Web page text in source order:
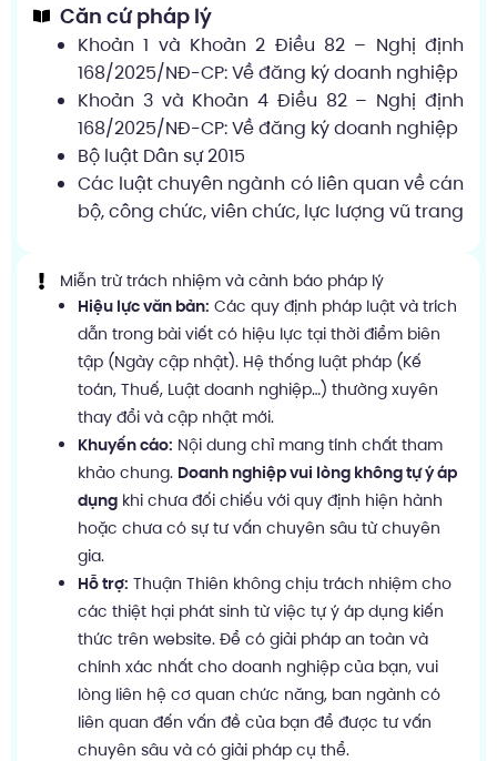
Căn cứ pháp lý
Khoản 1 và Khoản 2 Điều 82 – Nghị định
168/2025/NĐ-CP: Về đăng ký doanh nghiệp
Khoản 3 và Khoản 4 Điều 82 – Nghị định
168/2025/NĐ-CP: Về đăng ký doanh nghiệp
Bộ luật Dân sự 2015
Các luật chuyên ngành có liên quan về cán
bộ, công chức, viên chức, lực lượng vũ trang
Miễn trừ trách nhiệm và cảnh báo pháp lý
Hiệu lực văn bản: Các quy định pháp luật và trích
dẫn trong bài viết có hiệu lực tại thời điểm biên
tập (Ngày cập nhật). Hệ thống luật pháp (Kế
toán, Thuế, Luật doanh nghiệp…) thường xuyên
thay đổi và cập nhật mới.
Khuyến cáo: Nội dung chỉ mang tính chất tham
khảo chung. Doanh nghiệp vui lòng không tự ý áp
dụng khi chưa đối chiếu với quy định hiện hành
hoặc chưa có sự tư vấn chuyên sâu từ chuyên
gia.
Hỗ trợ: Thuận Thiên không chịu trách nhiệm cho
các thiệt hại phát sinh từ việc tự ý áp dụng kiến
thức trên website. Để có giải pháp an toàn và
chính xác nhất cho doanh nghiệp của bạn, vui
lòng liên hệ cơ quan chức năng, ban ngành có
liên quan đến vấn đề của bạn để được tư vấn
chuyên sâu và có giải pháp cụ thể.